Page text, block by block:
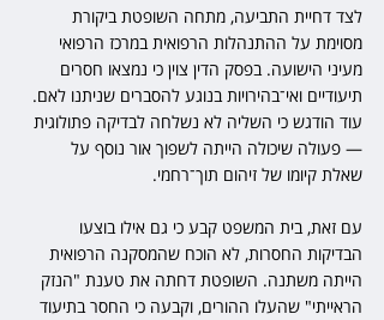
לצד דחיית התביעה, מתחה השופטת ביקורת
מסוימת על ההתנהלות הרפואית במרכז הרפואי
מעיני הישועה. בפסק הדין צוין כי נמצאו חסרים
תיעודיים ואי־בהירויות בנוגע להסברים שניתנו לאם.
עוד הודגש כי השליה לא נשלחה לבדיקה פתולוגית
— פעולה שיכולה הייתה לשפוך אור נוסף על
שאלת קיומו של זיהום תוך־רחמי.
עם זאת, בית המשפט קבע כי גם אילו בוצעו
הבדיקות החסרות, לא הוכח שהמסקנה הרפואית
הייתה משתנה. השופטת דחתה את טענת "הנזק
הראייתי" שהעלו ההורים, וקבעה כי החסר בתיעוד